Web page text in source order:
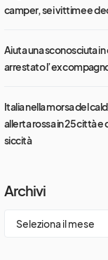
camper, sei vittime e
Aiuta una sconosciuta
arrestato l’ex
Italia nella morsa del
allerta rossa in 25 città
siccità
Archivi